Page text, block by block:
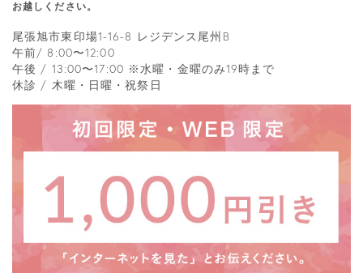
お越しください。
尾張旭市東印場1-16-8 レジデンス尾州B
午前/ 8:00〜12:00
午後 / 13:00〜17:00 ※水曜・金曜のみ19時まで
休診 / 木曜・日曜・祝祭日